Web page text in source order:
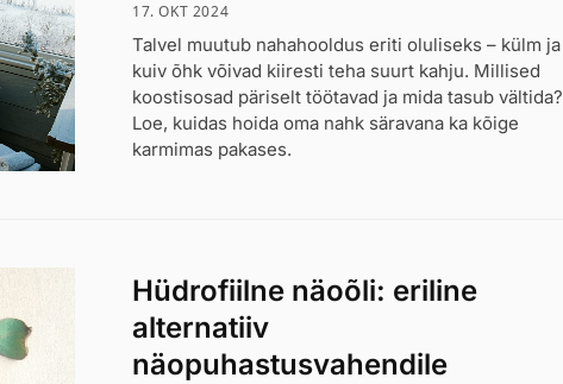
17. OKT 2024
Talvel muutub nahahooldus eriti oluliseks – külm ja
kuiv õhk võivad kiiresti teha suurt kahju. Millised
koostisosad päriselt töötavad ja mida tasub vältida?
Loe, kuidas hoida oma nahk säravana ka kõige
karmimas pakases.
Hüdrofiilne näoõli: eriline
alternatiiv
näopuhastusvahendile